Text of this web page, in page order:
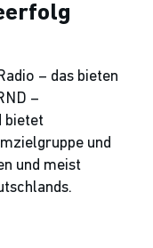
– das bieten
–
bietet
und
und meist